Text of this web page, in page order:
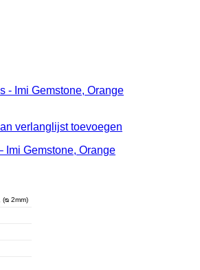
verlanglijst toevoegen
Imi Gemstone, Orange
(ᴓ 2mm)